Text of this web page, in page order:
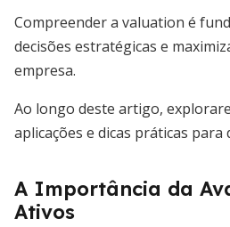
Compreender a valuation é
decisões estratégicas e
empresa.
Ao longo deste artigo,
aplicações e dicas práticas para
A Importância da
Ativos